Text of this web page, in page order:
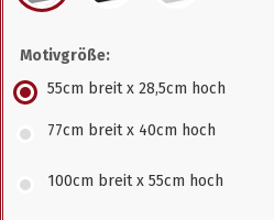
Motivgröße:
55cm breit x 28,5cm hoch
77cm breit x 40cm hoch
100cm breit x 55cm hoch